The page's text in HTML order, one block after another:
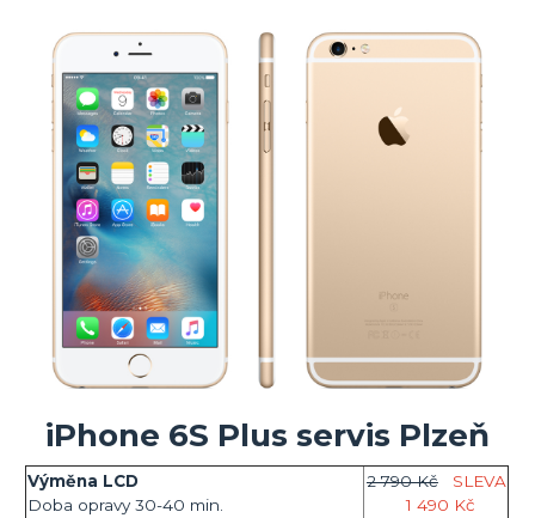
iPhone 6S Plus servis Plzeň
Výměna LCD
Doba opravy 30-40 min.
2 790 Kč
SLEVA
1 490 Kč